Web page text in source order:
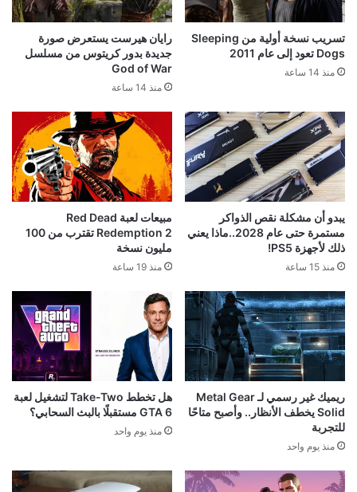
تسريب نسخة أولية من Sleeping
Dogs تعود إلى عام 2011
منذ 14 ساعة
رايان هيرست يستعرض صورة
جديدة بدور كريتوس من مسلسل
God of War
منذ 14 ساعة
يبدو أن مشكلة نقص الذواكر
مستمرة حتى عام 2028..ماذا يعني
ذلك لأجهزة PS5!
منذ 15 ساعة
مبيعات لعبة Red Dead
Redemption 2 تقترب من 100
مليون نسخة
منذ 19 ساعة
ريميك غير رسمي لـ Metal Gear
Solid يخطف الأنظار.. وأصبح متاحًا
للتجربة
منذ يوم واحد
هل تخطط Take-Two لتشغيل لعبة
GTA 6 مستقبلًا بالبث السحابي؟
منذ يوم واحد